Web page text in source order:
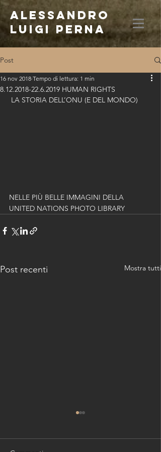
ALESSANDRO
LUIGI PERNA
Post
8.12.2018-22.6.2019 HUMAN RIGHTS
16 nov 2018 Tempo di lettura: 1 min
LA STORIA DELL’ONU (E DEL MONDO)
NELLE PIÙ BELLE IMMAGINI DELLA
UNITED NATIONS PHOTO LIBRARY
Post recenti Mostra tutti